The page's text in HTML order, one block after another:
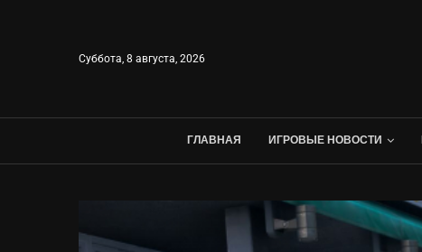
Суббота, 8 августа, 2026
ГЛАВНАЯ ИГРОВЫЕ НОВОСТИ